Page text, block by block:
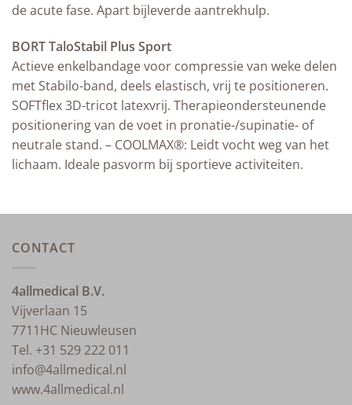
de acute fase. Apart bijleverde aantrekhulp.
BORT TaloStabil Plus Sport
Actieve enkelbandage voor compressie van weke delen
met Stabilo-band, deels elastisch, vrij te positioneren.
SOFTflex 3D-tricot latexvrij. Therapieondersteunende
positionering van de voet in pronatie-/supinatie- of
neutrale stand. – COOLMAX®: Leidt vocht weg van het
lichaam. Ideale pasvorm bij sportieve activiteiten.
CONTACT
4allmedical B.V.
Vijverlaan 15
7711HC Nieuwleusen
Tel. +31 529 222 011
info@4allmedical.nl
www.4allmedical.nl